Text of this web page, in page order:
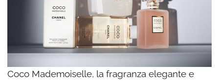
Coco Mademoiselle, la fragranza elegante e